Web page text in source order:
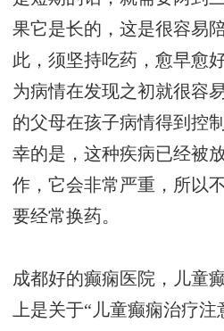
果它是长的，这是很容易
此，须坚持吃药，愈早愈
为病情在发现之初就很容
的父母在孩子病情得到控
幸的是，这种疾病已经被
作，它会非常严重，所以
要经常换药。
成都好的癫痫医院，儿童
上是关于“儿童癫痫治疗